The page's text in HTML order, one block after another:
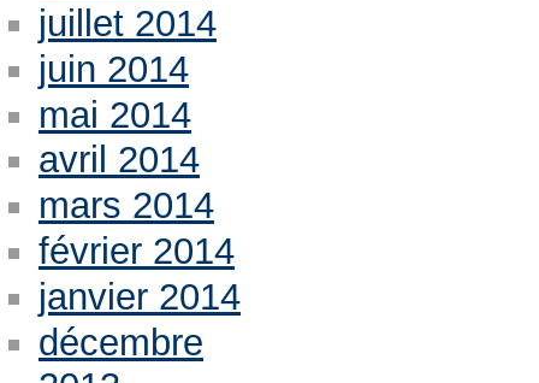
juillet 2014
juin 2014
mai 2014
avril 2014
mars 2014
février 2014
janvier 2014
décembre